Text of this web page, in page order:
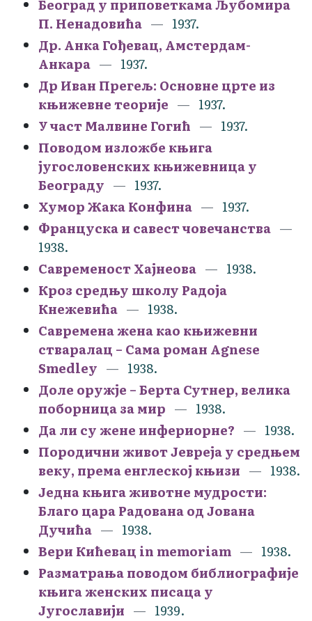
Београд у приповеткама Љубомира
П. Ненадовића
1937.
Др. Анка Гођевац, Амстердам-
Анкара
1937.
Др Иван Прегељ: Основне црте из
књижевне теорије
1937.
У част Малвине Гогић
1937.
Поводом изложбе књига
југословенских књижевница у
Београду
1937.
Хумор Жака Конфина
1937.
Француска и савест човечанства
1938.
Савременост Хајнеова
1938.
Кроз средњу школу Радоја
Кнежевића
1938.
Савремена жена као књижевни
стваралац – Сама роман Agnese
Smedley
1938.
Доле оружје – Берта Сутнер, велика
поборница за мир
1938.
Да ли су жене инфериорне?
1938.
Породични живот Јевреја у средњем
веку, према енглеској књизи
1938.
Једна књига животне мудрости:
Благо цара Радована од Јована
Дучића
1938.
Вери Кићевац in memoriam
1938.
Разматрања поводом библиографије
књига женских писаца у
Југославији
1939.